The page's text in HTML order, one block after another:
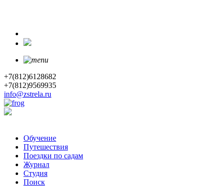
+7(812)6128682
+7(812)9569935
info@zstrela.ru
Обучение
Путешествия
Поездки по садам
Журнал
Студия
Поиск